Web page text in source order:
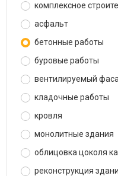
комплексное
асфальт
бетонные работы
буровые работы
вентилируемый
кладочные работы
кровля
монолитные здания
облицовка цоколя
реконструкция